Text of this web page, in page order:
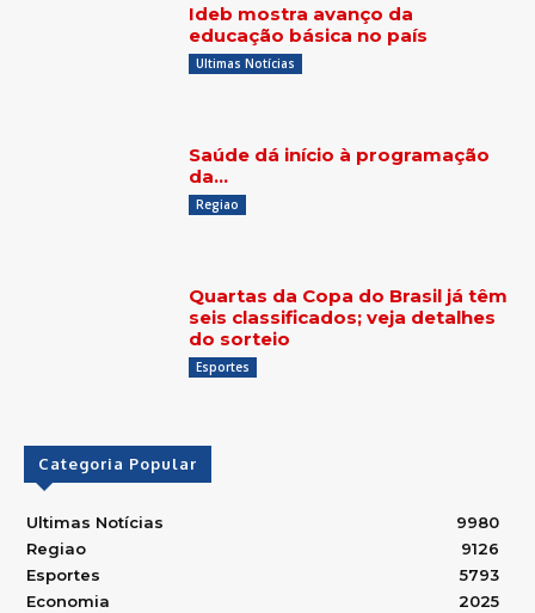
Ideb mostra avanço da
educação básica no país
Ultimas Notícias
Saúde dá início à programação
da…
Regiao
Quartas da Copa do Brasil já têm
seis classificados; veja detalhes
do sorteio
Esportes
Categoria Popular
Ultimas Notícias
9980
Regiao
9126
Esportes
5793
Economia
2025